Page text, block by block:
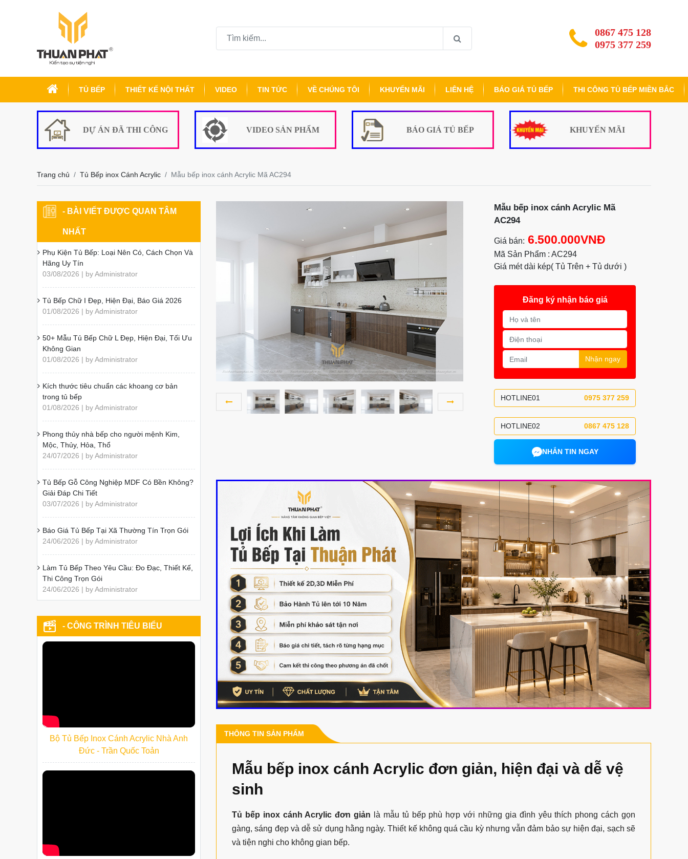
0867 475 128
0975 377 259
TỦ BẾP THIẾT KẾ NỘI THẤT VIDEO TIN TỨC VỀ CHÚNG TÔI KHUYẾN MÃI LIÊN HỆ BÁO GIÁ TỦ BẾP THI CÔNG TỦ BẾP MIỀN BẮC
DỰ ÁN ĐÃ THI CÔNG VIDEO SẢN PHẨM BÁO GIÁ TỦ BẾP KHUYẾN MÃI
Trang chủ Tủ Bếp inox Cánh Acrylic Mẫu bếp inox cánh Acrylic Mã AC294
Mẫu bếp inox cánh Acrylic Mã
AC294
Giá bán: 6.500.000VNĐ
Mã Sản Phẩm : AC294
Giá mét dài kép( Tủ Trên + Tủ dưới )
Đăng ký nhận báo giá
Nhận ngay
HOTLINE01 0975 377 259
HOTLINE02 0867 475 128
NHẮN TIN NGAY
THÔNG TIN SẢN PHẨM
Mẫu bếp inox cánh Acrylic đơn giản, hiện đại và dễ vệ
sinh
Tủ bếp inox cánh Acrylic đơn giản là mẫu tủ bếp phù hợp với những gia đình yêu thích phong cách gọn
gàng, sáng đẹp và dễ sử dụng hằng ngày. Thiết kế không quá cầu kỳ nhưng vẫn đảm bảo sự hiện đại, sạch sẽ
và tiện nghi cho không gian bếp.
- BÀI VIẾT ĐƯỢC QUAN TÂM
NHẤT
Phụ Kiện Tủ Bếp: Loại Nên Có, Cách Chọn Và
Hãng Uy Tín
03/08/2026 | by Administrator
Tủ Bếp Chữ I Đẹp, Hiện Đại, Báo Giá 2026
01/08/2026 | by Administrator
50+ Mẫu Tủ Bếp Chữ L Đẹp, Hiện Đại, Tối Ưu
Không Gian
01/08/2026 | by Administrator
Kích thước tiêu chuẩn các khoang cơ bản
trong tủ bếp
01/08/2026 | by Administrator
Phong thủy nhà bếp cho người mệnh Kim,
Mộc, Thủy, Hỏa, Thổ
24/07/2026 | by Administrator
Tủ Bếp Gỗ Công Nghiệp MDF Có Bền Không?
Giải Đáp Chi Tiết
03/07/2026 | by Administrator
Báo Giá Tủ Bếp Tại Xã Thường Tín Trọn Gói
24/06/2026 | by Administrator
Làm Tủ Bếp Theo Yêu Cầu: Đo Đạc, Thiết Kế,
Thi Công Trọn Gói
24/06/2026 | by Administrator
- CÔNG TRÌNH TIÊU BIỂU
Bộ Tủ Bếp Inox Cánh Acrylic Nhà Anh
Đức - Trần Quốc Toản